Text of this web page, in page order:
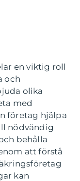
en viktig roll
och
olika
med
företag hjälpa
nödvändig
behålla
att förstå
kan